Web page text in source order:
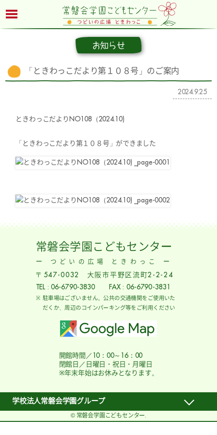
お知らせ
「ときわっこだより第１０８号」のご案内
2024.9.25
ときわっこだよりNO108（2024.10)
「ときわっこだより第１０８号」ができました
常磐会学園こどもセンター
ー つどいの広場 ときわっこ ー
〒547-0032 大阪市平野区流町2-2-24
TEL : 06-6790-3830 FAX : 06-6790-3831
駐車場はございません。公共の交通機関をご使用いた
だくか、周辺のコインパーキング等をご利用ください
開館時間／10：00～16：00
閉館日／日曜日・祝日・月曜日
※年末年始はお休みとなります。
学校法人常磐会学園グループ
© 常磐会学園こどもセンター.